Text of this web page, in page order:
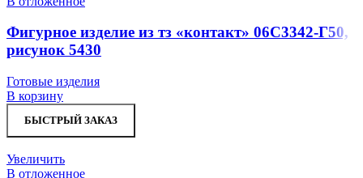
Фигурное изделие из тз «контакт» 06С3342-Г50,
рисунок 5430
Готовые изделия
В корзину
БЫСТРЫЙ ЗАКАЗ
Увеличить
В отложенное